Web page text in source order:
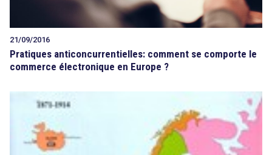
21/09/2016
Pratiques anticoncurrentielles: comment se comporte le
commerce électronique en Europe ?